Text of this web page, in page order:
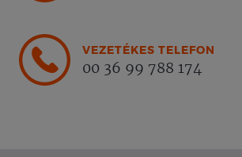
VEZETÉKES TELEFON
00 36 99 788 174